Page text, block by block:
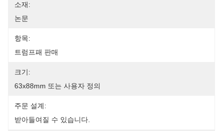
소재:
논문
항목:
트럼프패 판매
크기:
63x88mm 또는 사용자 정의
주문 설계:
받아들여질 수 있습니다.